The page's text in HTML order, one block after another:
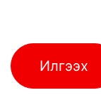
Илгээ​​​​х